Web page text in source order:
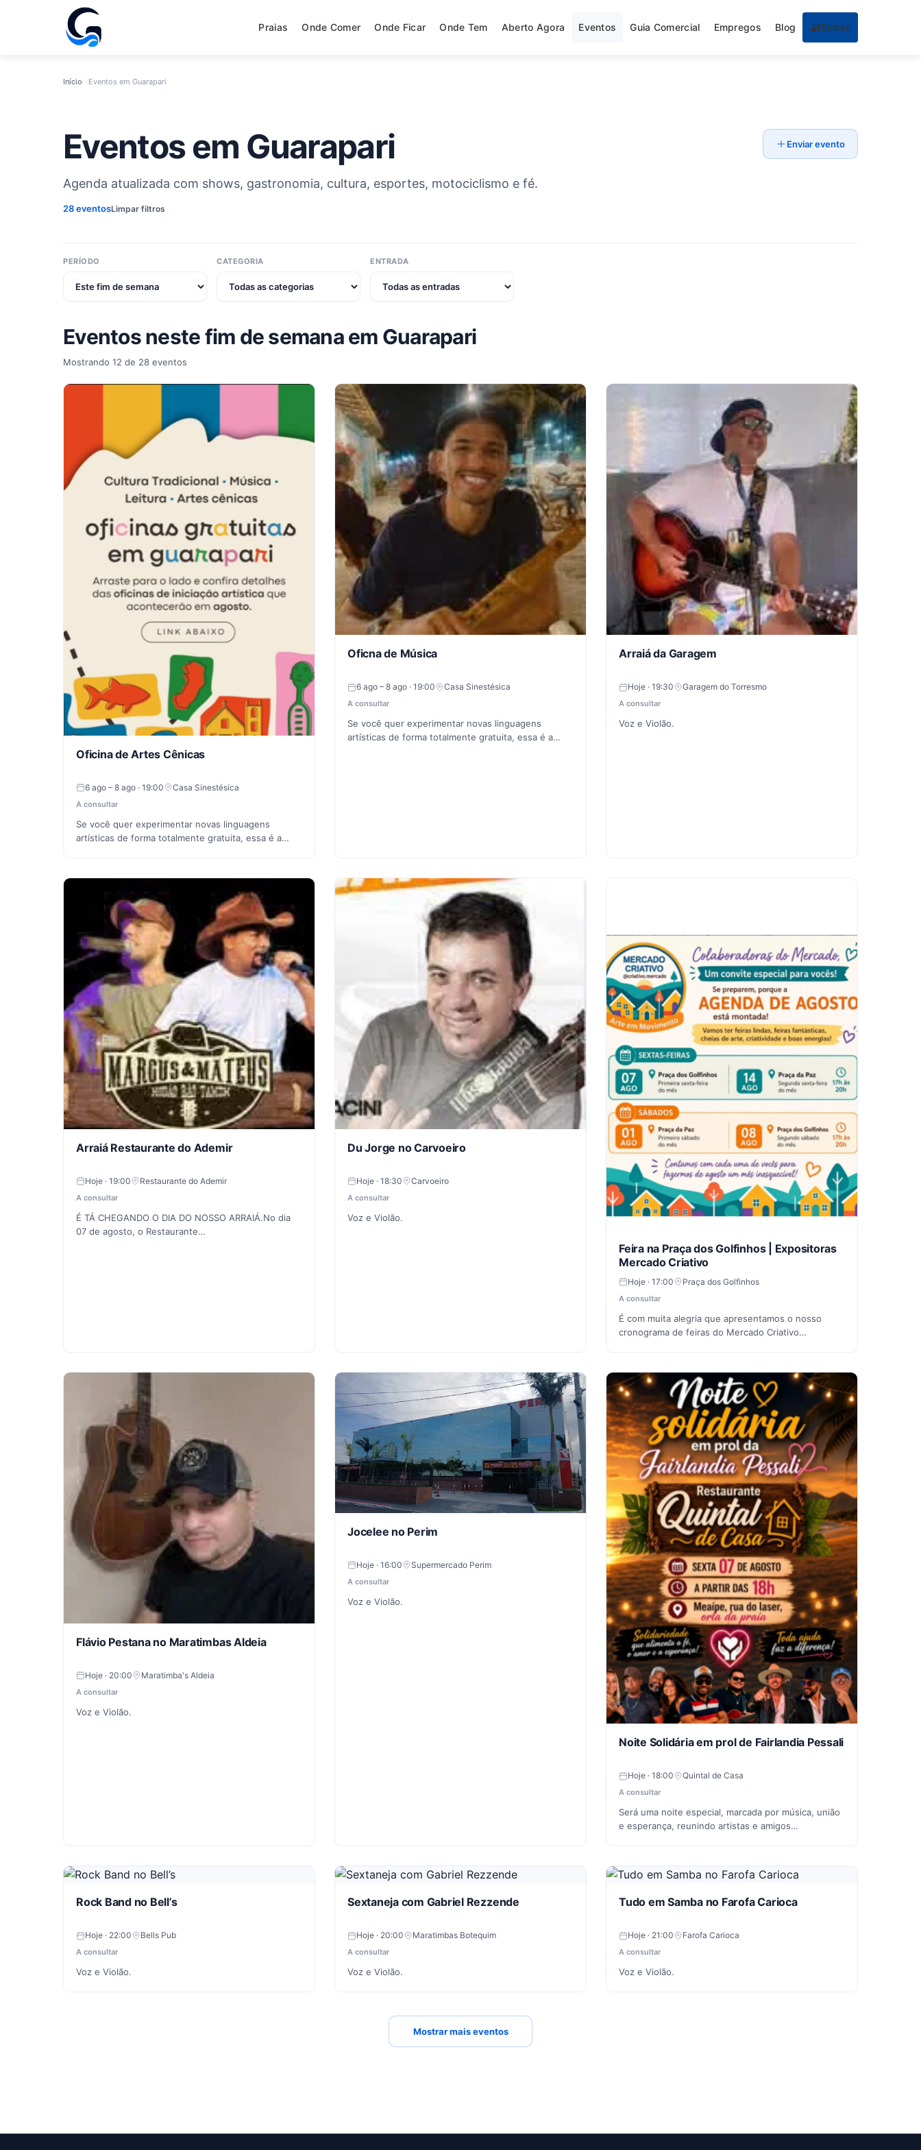
Praias Onde Comer Onde Ficar Onde Tem Aberto Agora Eventos Guia Comercial Empregos Blog 🔐Entrar
Início Eventos em Guarapari
Eventos em Guarapari
Agenda atualizada com shows, gastronomia, cultura, esportes, motociclismo e fé.
28 eventosLimpar filtros
Enviar evento
PERÍODO CATEGORIA ENTRADA
Eventos neste fim de semana em Guarapari
Mostrando 12 de 28 eventos
Oficina de Artes Cênicas
6 ago – 8 ago · 19:00 Casa Sinestésica
A consultar
Se você quer experimentar novas linguagens
artísticas de forma totalmente gratuita, essa é a…
Oficna de Música
6 ago – 8 ago · 19:00 Casa Sinestésica
A consultar
Se você quer experimentar novas linguagens
artísticas de forma totalmente gratuita, essa é a…
Arraiá da Garagem
Hoje · 19:30 Garagem do Torresmo
A consultar
Voz e Violão.
Arraiá Restaurante do Ademir
Hoje · 19:00 Restaurante do Ademir
A consultar
É TÁ CHEGANDO O DIA DO NOSSO ARRAIÁ.No dia
07 de agosto, o Restaurante…
Du Jorge no Carvoeiro
Hoje · 18:30 Carvoeiro
A consultar
Voz e Violão.
Feira na Praça dos Golfinhos | Expositoras
Mercado Criativo
Hoje · 17:00 Praça dos Golfinhos
A consultar
É com muita alegria que apresentamos o nosso
cronograma de feiras do Mercado Criativo…
Flávio Pestana no Maratimbas Aldeia
Hoje · 20:00 Maratimba's Aldeia
A consultar
Voz e Violão.
Jocelee no Perim
Hoje · 16:00 Supermercado Perim
A consultar
Voz e Violão.
Noite Solidária em prol de Fairlandia Pessali
Hoje · 18:00 Quintal de Casa
A consultar
Será uma noite especial, marcada por música, união
e esperança, reunindo artistas e amigos…
Rock Band no Bell’s
Hoje · 22:00 Bells Pub
A consultar
Voz e Violão.
Sextaneja com Gabriel Rezzende
Hoje · 20:00 Maratimbas Botequim
A consultar
Voz e Violão.
Tudo em Samba no Farofa Carioca
Hoje · 21:00 Farofa Carioca
A consultar
Voz e Violão.
Mostrar mais eventos